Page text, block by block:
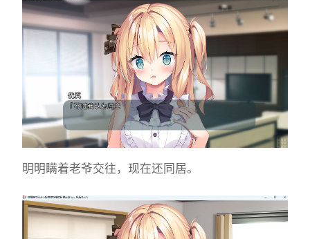
明明瞒着老爷交往，现在还同居。